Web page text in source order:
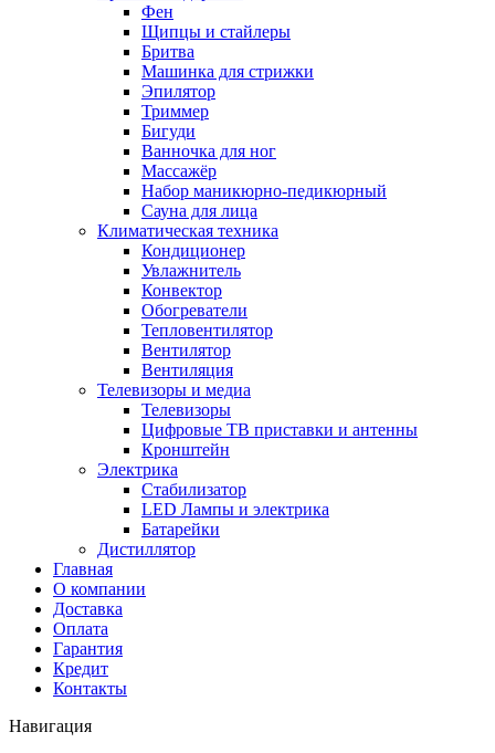
Фен
Щипцы и стайлеры
Бритва
Машинка для стрижки
Эпилятор
Триммер
Бигуди
Ванночка для ног
Массажёр
Набор маникюрно-педикюрный
Сауна для лица
Климатическая техника
Кондиционер
Увлажнитель
Конвектор
Обогреватели
Тепловентилятор
Вентилятор
Вентиляция
Телевизоры и медиа
Телевизоры
Цифровые ТВ приставки и антенны
Кронштейн
Электрика
Стабилизатор
LED Лампы и электрика
Батарейки
Дистиллятор
Главная
О компании
Доставка
Оплата
Гарантия
Кредит
Контакты
Навигация